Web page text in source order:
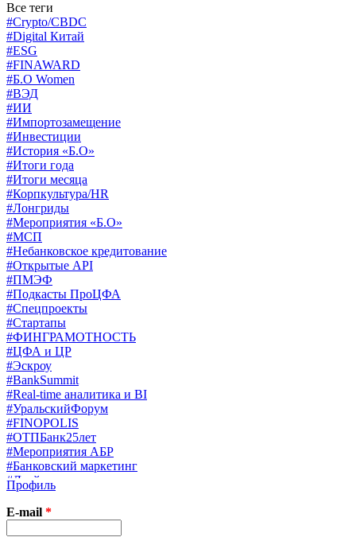
Все теги
#Crypto/CBDC
#Digital Китай
#ESG
#FINAWARD
#Б.О Women
#ВЭД
#ИИ
#Импортозамещение
#Инвестиции
#История «Б.О»
#Итоги года
#Итоги месяца
#Корпкультура/HR
#Лонгриды
#Мероприятия «Б.О»
#МСП
#Небанковское кредитование
#Открытые API
#ПМЭФ
#Подкасты ПроЦФА
#Спецпроекты
#Стартапы
#ФИНГРАМОТНОСТЬ
#ЦФА и ЦР
#Эскроу
#BankSummit
#Real-time аналитика и BI
#УральскийФорум
#FINOPOLIS
#ОТПБанк25лет
#Мероприятия АБР
#Банковский маркетинг
#Драйверы страхования
#Финконгресс ЦБ
#PB&WM
#UX/CX
#Экосистемы
Профиль
E-mail *